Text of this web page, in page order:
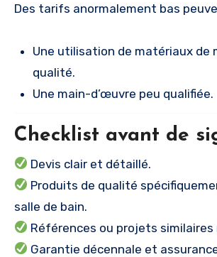
Des tarifs anormalement bas
Une utilisation de matériaux de
qualité.
Une main-d’œuvre peu qualifiée.
Checklist avant de
Devis clair et détaillé.
Produits de qualité
salle de bain.
Références ou projets similaires
Garantie décennale et